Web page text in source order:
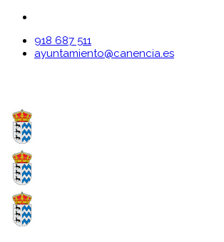
918 687 511
ayuntamiento@canencia.es